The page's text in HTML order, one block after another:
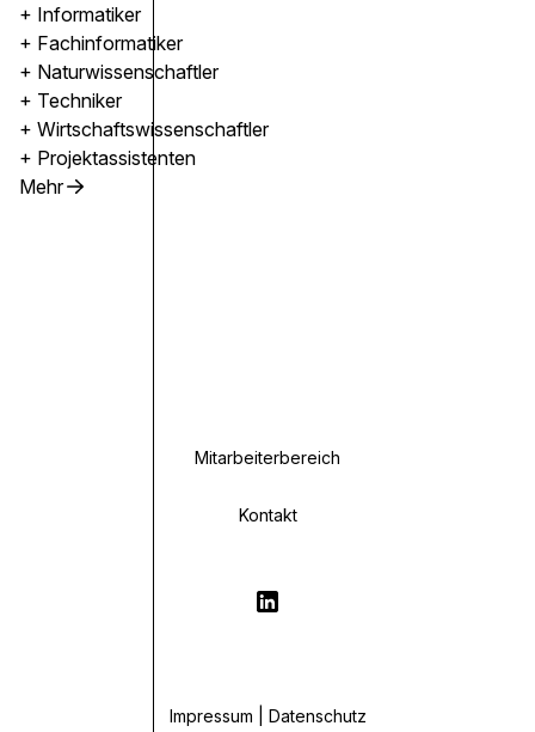
+ Informatiker
+ Fachinformatiker
+ Naturwissenschaftler
+ Techniker
+ Wirtschaftswissenschaftler
+ Projektassistenten
Mehr
Mitarbeiterbereich
Kontakt
Impressum | Datenschutz